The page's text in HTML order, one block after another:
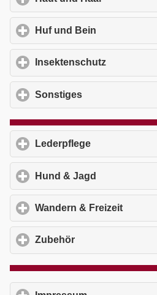
Huf und Bein
Insektenschutz
Sonstiges
Lederpflege
Hund & Jagd
Wandern & Freizeit
Zubehör